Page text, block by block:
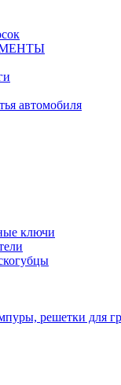
автомобиля
ключи
решетки для